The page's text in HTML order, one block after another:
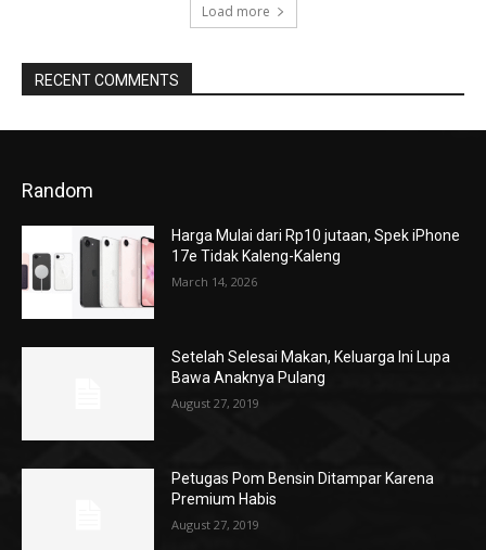
Load more
RECENT COMMENTS
Random
Harga Mulai dari Rp10 jutaan, Spek iPhone
17e Tidak Kaleng-Kaleng
March 14, 2026
Setelah Selesai Makan, Keluarga Ini Lupa
Bawa Anaknya Pulang
August 27, 2019
Petugas Pom Bensin Ditampar Karena
Premium Habis
August 27, 2019